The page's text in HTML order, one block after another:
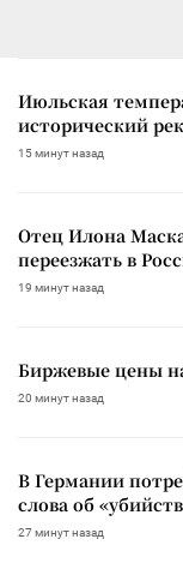
Июльская
исторический
15 минут назад
Отец Илона
переезжать в
19 минут назад
Биржевые цены
20 минут назад
В Германии
слова об
27 минут назад